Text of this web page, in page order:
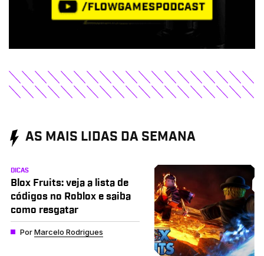
AS MAIS LIDAS DA SEMANA
DICAS
Blox Fruits: veja a lista de
códigos no Roblox e saiba
como resgatar
PorMarcelo Rodrigues